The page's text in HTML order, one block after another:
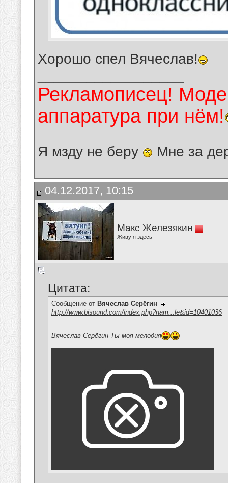
Хорошо спел Вячеслав!
Рекламописец!
аппаратура при нём!
Я мзду не беру Мне за
04.12.2017, 10:15
Макс Железякин
Живу я здесь
Цитата:
Сообщение от Вячеслав Серёгин
http://www.bisound.com/index.php?nam...le&id=10401036
Вячеслав Серёгин-Ты моя мелодия